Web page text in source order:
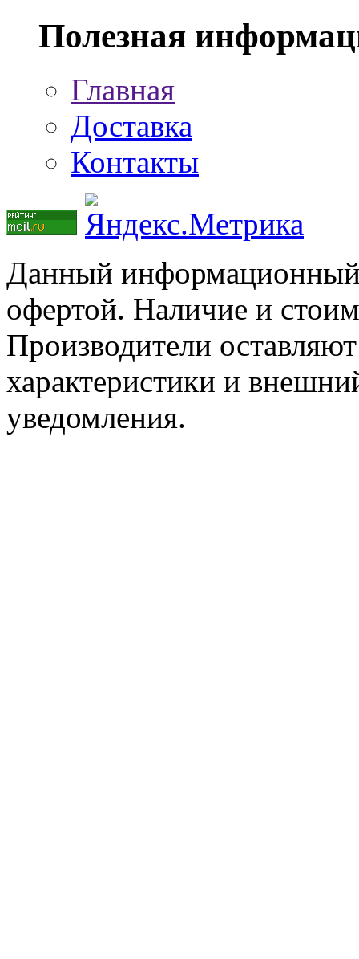
Полезная
Главная
Доставка
Контакты
Данный информационный
офертой. Наличие и
Производители
характеристики и
уведомления.